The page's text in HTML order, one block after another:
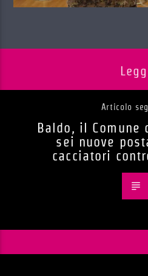
Articolo
Baldo, il Comune
sei nuove
cacciatori